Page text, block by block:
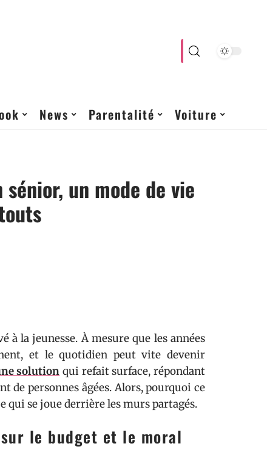
News Parentalité Voiture
un mode de vie
la jeunesse. À mesure que les années
et le quotidien peut vite devenir
solution qui refait surface, répondant
de personnes âgées. Alors, pourquoi ce
qui se joue derrière les murs partagés.
le budget et le moral